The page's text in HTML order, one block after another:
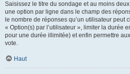
Saisissez le titre du sondage et au moins
une option par ligne dans le champ des
le nombre de réponses qu’un utilisateur peut
« Option(s) par l’utilisateur », limiter la durée
pour une durée illimitée) et enfin permettre
vote.
Haut